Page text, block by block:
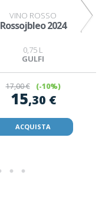
VINO ROSSO
Rossojbleo 2024
0,75 L
GULFI
17,00 € (-10%)
15,30 €
ACQUISTA